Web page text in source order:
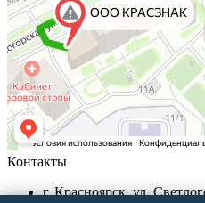
Контакты
г. Красноярск, ул.